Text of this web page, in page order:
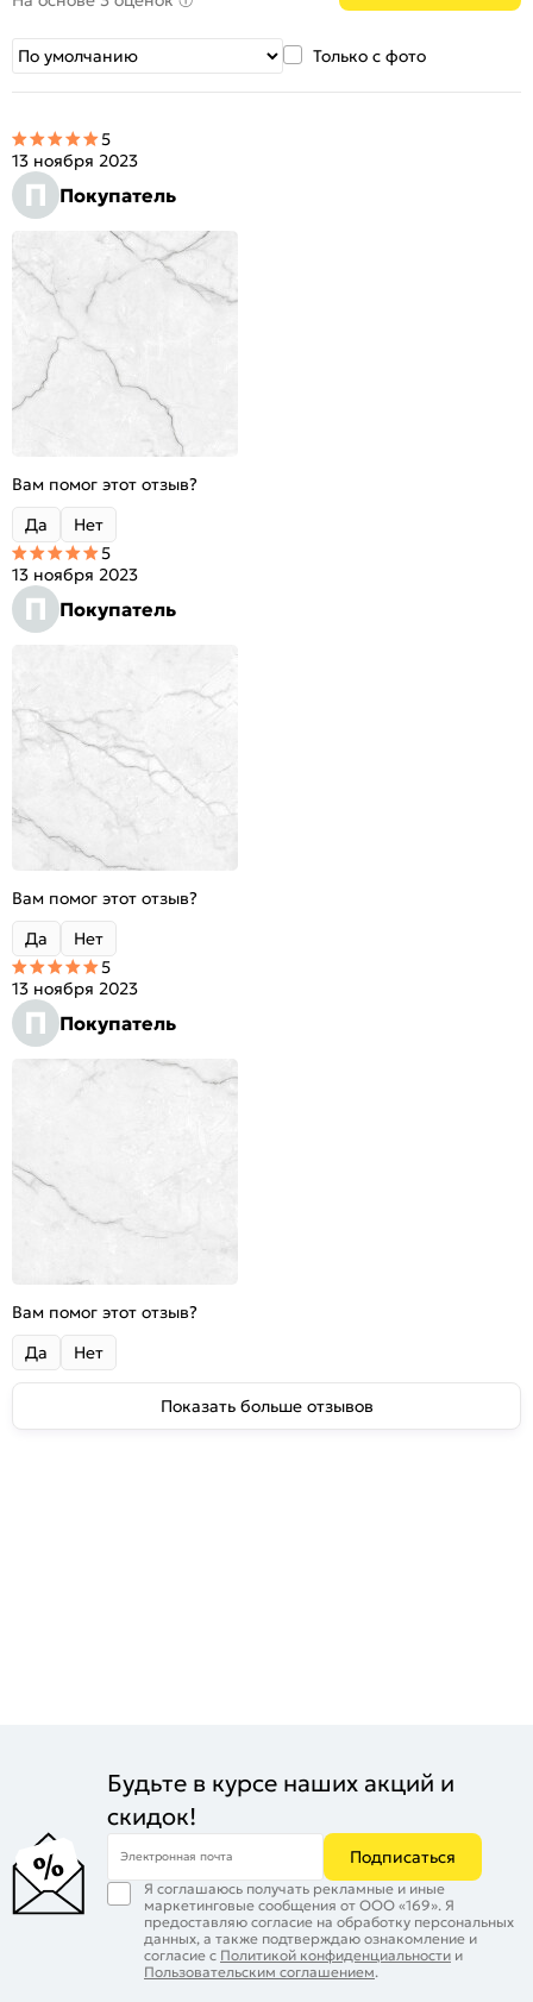
Только с фото
П Покупатель
13 ноября 2023
5
Вам помог этот отзыв?
Да
Нет
П Покупатель
13 ноября 2023
5
Вам помог этот отзыв?
Да
Нет
П Покупатель
13 ноября 2023
5
Вам помог этот отзыв?
Да
Нет
Показать больше отзывов
Будьте в курсе наших акций и
скидок!
Электронная почта Подписаться
Я соглашаюсь получать рекламные и иные
маркетинговые сообщения от ООО «169». Я
предоставляю согласие на обработку персональных
данных, а также подтверждаю ознакомление и
согласие с Политикой конфиденциальности и
Пользовательским соглашением.